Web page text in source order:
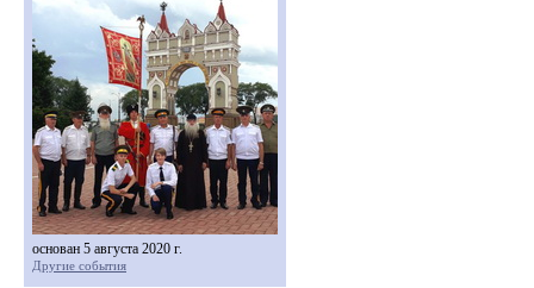
основан 5 августа 2020 г.
Другие события